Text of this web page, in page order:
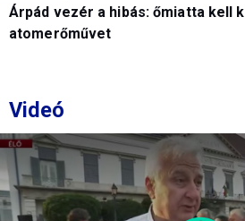
Árpád vezér a hibás: őmiatta kell
atomerőművet
Videó